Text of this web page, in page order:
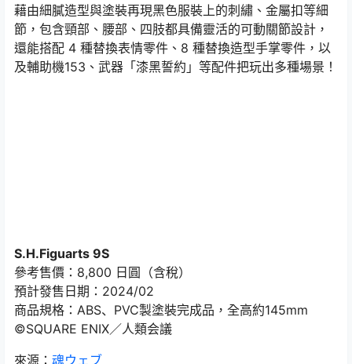
藉由細膩造型與塗裝再現黑色服裝上的刺繡、金屬扣等細
節，包含頸部、腰部、四肢都具備靈活的可動關節設計，
還能搭配 4 種替換表情零件、8 種替換造型手掌零件，以
及輔助機153、武器「漆黑誓約」等配件把玩出多種場景！
S.H.Figuarts 9S
參考售價：8,800 日圓（含稅）
預計發售日期：2024/02
商品規格：ABS、PVC製塗裝完成品，全高約145mm
©SQUARE ENIX／人類会議
來源： 魂ウェブ